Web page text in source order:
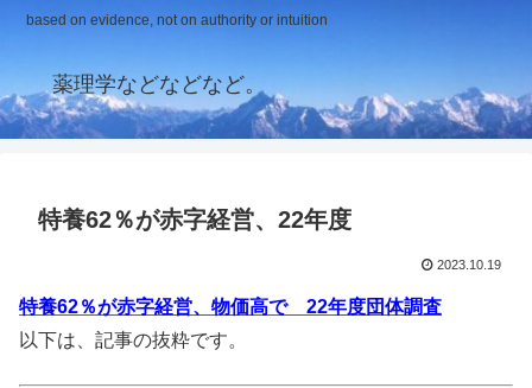
based on evidence, not on authority or intuition
薬理学などなどなど。
特養62％が赤字経営、22年度
2023.10.19
特養62％が赤字経営、物価高で 22年度団体調査
以下は、記事の抜粋です。